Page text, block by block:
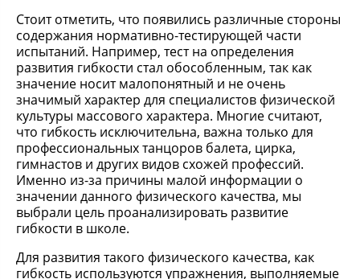
Стоит отметить, что появились различные стороны
содержания нормативно-тестирующей части
испытаний. Например, тест на определения
развития гибкости стал обособленным, так как
значение носит малопонятный и не очень
значимый характер для специалистов физической
культуры массового характера. Многие считают,
что гибкость исключительна, важна только для
профессиональных танцоров балета, цирка,
гимнастов и других видов схожей профессий.
Именно из-за причины малой информации о
значении данного физического качества, мы
выбрали цель проанализировать развитие
гибкости в школе.
Для развития такого физического качества, как
гибкость используются упражнения, выполняемые